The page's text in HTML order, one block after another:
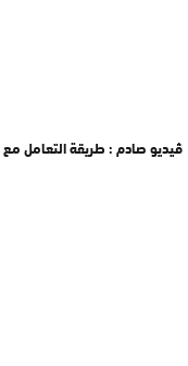
ڤيديو صادم : طريقة التعامل